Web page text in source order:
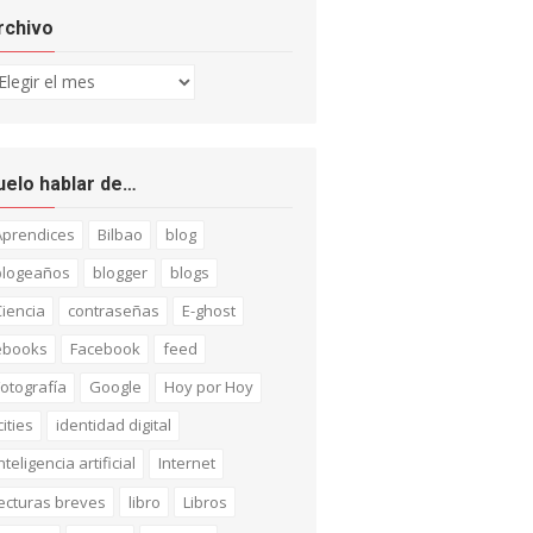
hablar de…
Bilbao
blog
blogger
blogs
contraseñas
E-ghost
Facebook
feed
Google
Hoy por Hoy
identidad digital
artificial
Internet
breves
libro
Libros